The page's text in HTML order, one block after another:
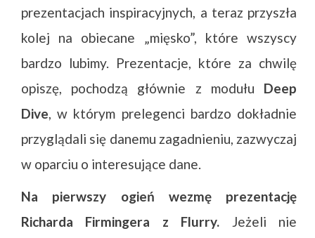
prezentacjach inspiracyjnych, a teraz przyszła
kolej na obiecane „mięsko”, które wszyscy
bardzo lubimy. Prezentacje, które za chwilę
opiszę, pochodzą głównie z modułu Deep
Dive, w którym prelegenci bardzo dokładnie
przyglądali się danemu zagadnieniu, zazwyczaj
w oparciu o interesujące dane.
Na pierwszy ogień wezmę prezentację
Richarda Firmingera z Flurry. Jeżeli nie